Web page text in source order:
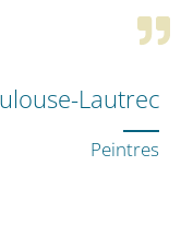
Lautrec
Peintres